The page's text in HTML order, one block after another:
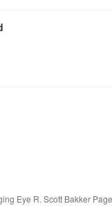
Eye R. Scott Bakker